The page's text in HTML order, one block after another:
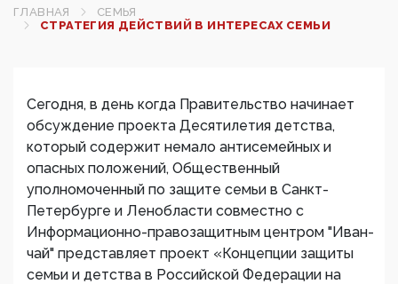
ГЛАВНАЯ
СЕМЬЯ
СТРАТЕГИЯ ДЕЙСТВИЙ В ИНТЕРЕСАХ СЕМЬИ
Сегодня, в день когда Правительство начинает
обсуждение проекта Десятилетия детства,
который содержит немало антисемейных и
опасных положений, Общественный
уполномоченный по защите семьи в Санкт-
Петербурге и Ленобласти совместно с
Информационно-правозащитным центром "Иван-
чай" представляет проект «Концепции защиты
семьи и детства в Российской Федерации на